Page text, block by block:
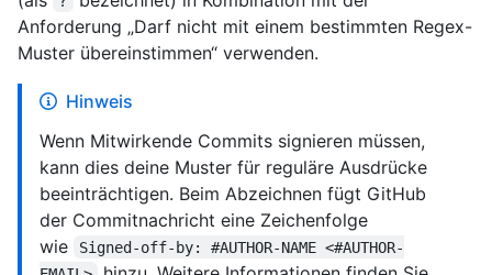
Anforderung „Darf nicht mit einem bestimmten Regex-
Muster übereinstimmen“ verwenden.
Hinweis
Wenn Mitwirkende Commits signieren müssen,
kann dies deine Muster für reguläre Ausdrücke
beeinträchtigen. Beim Abzeichnen fügt GitHub
der Commitnachricht eine Zeichenfolge
wie
Signed-off-by: #AUTHOR-NAME <#AUTHOR-